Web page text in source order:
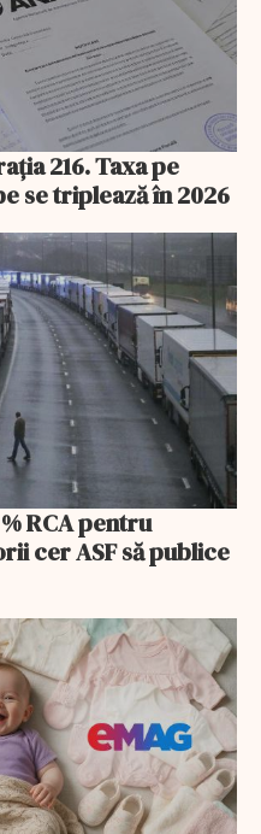
216. Taxa pe
se triplează în 2026
RCA pentru
cer ASF să publice